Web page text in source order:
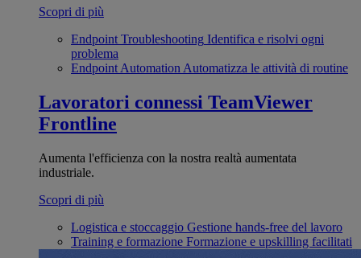
Scopri di più
Endpoint Troubleshooting Identifica e risolvi ogni
problema
Endpoint Automation Automatizza le attività di routine
Lavoratori connessi TeamViewer
Frontline
Aumenta l'efficienza con la nostra realtà aumentata
industriale.
Scopri di più
Logistica e stoccaggio Gestione hands-free del lavoro
Training e formazione Formazione e upskilling facilitati